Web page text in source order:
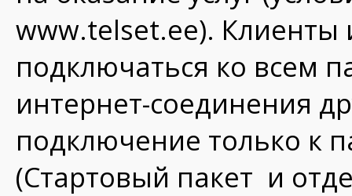
www.telset.ee). Клиенты
подключаться ко всем
интернет-соединения
подключение только к
(Стартовый пакет и